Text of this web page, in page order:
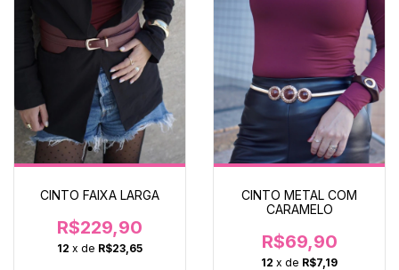
CINTO FAIXA LARGA
R$229,90
12 x de R$23,65
CINTO METAL COM
CARAMELO
R$69,90
12 x de R$7,19